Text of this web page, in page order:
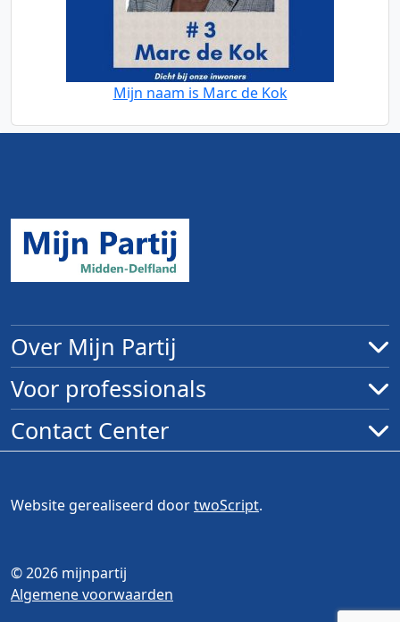
Mijn naam is Marc de Kok
Over Mijn Partij
Voor professionals
Contact Center
© 2026 mijnpartij
Algemene voorwaarden
Website gerealiseerd doortwoScript.